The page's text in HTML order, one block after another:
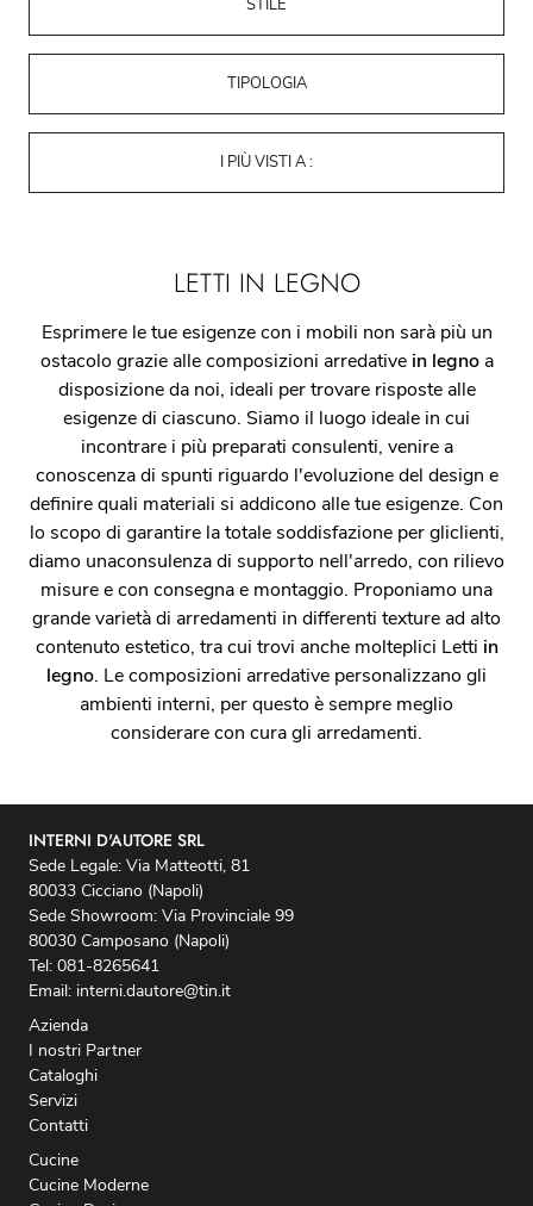
STILE
TIPOLOGIA
I PIÙ VISTI A :
LETTI IN LEGNO
Esprimere le tue esigenze con i mobili non sarà più un
ostacolo grazie alle composizioni arredative in legnoa
disposizione da noi, ideali per trovare risposte alle
esigenze di ciascuno. Siamo il luogo ideale in cui
incontrare i più preparati consulenti, venire a
conoscenza di spunti riguardo l'evoluzione del design e
definire quali materiali si addicono alle tue esigenze. Con
lo scopo di garantire la totale soddisfazione per gliclienti,
diamo unaconsulenza di supporto nell'arredo, con rilievo
misure e con consegna e montaggio. Proponiamo una
grande varietà di arredamenti in differenti texture ad alto
contenuto estetico, tra cui trovi anche molteplici Letti in
legno. Le composizioni arredative personalizzano gli
ambienti interni, per questo è sempre meglio
considerare con cura gli arredamenti.
INTERNI D'AUTORE SRL
Sede Legale: Via Matteotti, 81
80033 Cicciano (Napoli)
Sede Showroom: Via Provinciale 99
80030 Camposano (Napoli)
Tel: 081-8265641
Email: interni.dautore@tin.it
Azienda
I nostri Partner
Cataloghi
Servizi
Contatti
Cucine
Cucine Moderne